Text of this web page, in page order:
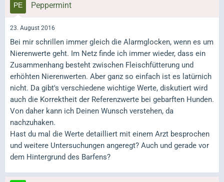
Peppermint
23. August 2016
Bei mir schrillen immer gleich die Alarmglocken, wenn es um
Nierenwerte geht. Im Netz finde ich immer wieder, dass ein
Zusammenhang besteht zwischen Fleischfütterung und
erhöhten Nierenwerten. Aber ganz so einfach ist es latürnich
nicht. Da gibt's verschiedene wichtige Werte, diskutiert wird
auch die Korrektheit der Referenzwerte bei gebarften Hunden.
Von daher kann ich Deinen Wunsch verstehen, da
nachzuhaken.
Hast du mal die Werte detailliert mit einem Arzt besprochen
und weitere Untersuchungen angeregt? Auch und gerade vor
dem Hintergrund des Barfens?